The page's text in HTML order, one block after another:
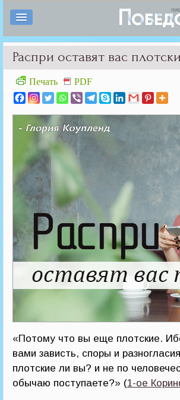
Распри оставят вас
Печать PDF
«Потому что вы еще плотские.
вами зависть, споры и
плотские ли вы? и не по
обычаю поступаете?» (1-ое